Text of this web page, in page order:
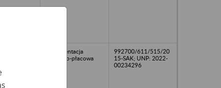
Dokumentacja
osobowo-płacowa
992700/611/515/20
15-SAK; UNP: 2022-
00234296